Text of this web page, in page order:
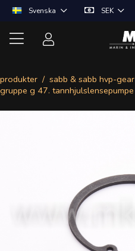
Svenska SEK
produkter sabb & sabb hvp-gear
gruppe g 47. tannhjulslensepumpe